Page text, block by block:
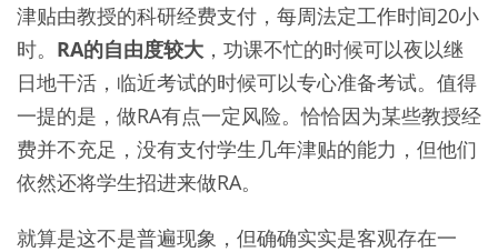
津贴由教授的科研经费支付，每周法定工作时间20小
时。 RA的自由度较大 ，功课不忙的时候可以夜以继
日地干活，临近考试的时候可以专心准备考试。值得
一提的是，做RA有点一定风险。恰恰因为某些教授经
费并不充足，没有支付学生几年津贴的能力，但他们
依然还将学生招进来做RA。
就算是这不是普遍现象，但确确实实是客观存在一